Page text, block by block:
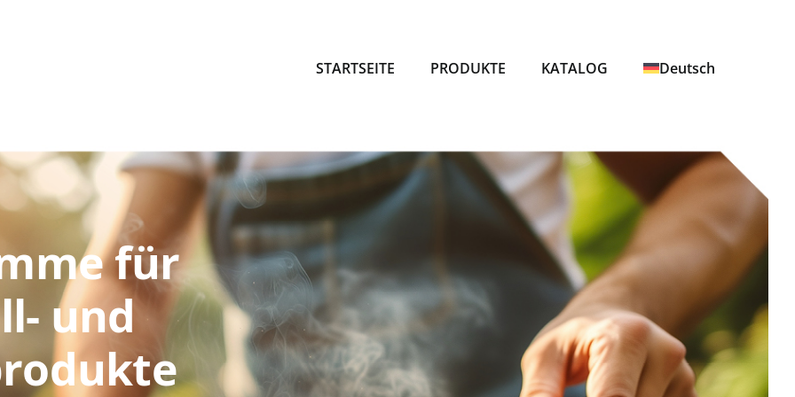
STARTSEITE PRODUKTE KATALOG Deutsch
für
und